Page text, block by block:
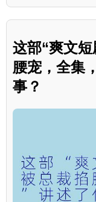
这部“爽文
腰宠，全集
事？